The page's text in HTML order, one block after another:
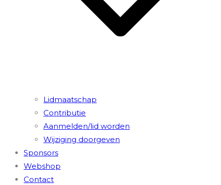
Lidmaatschap
Contributie
Aanmelden/lid worden
Wijziging doorgeven
Sponsors
Webshop
Contact